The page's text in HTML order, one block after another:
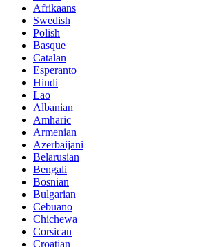
Afrikaans
Swedish
Polish
Basque
Catalan
Esperanto
Hindi
Lao
Albanian
Amharic
Armenian
Azerbaijani
Belarusian
Bengali
Bosnian
Bulgarian
Cebuano
Chichewa
Corsican
Croatian